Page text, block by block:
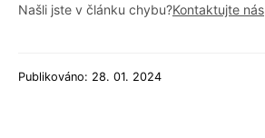
Našli jste v článku chybu?Kontaktujte nás
Publikováno: 28. 01. 2024